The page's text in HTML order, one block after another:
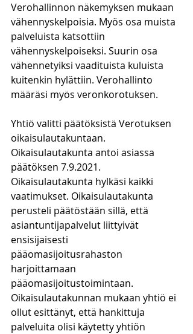
Verohallinnon näkemyksen mukaan
vähennyskelpoisia. Myös osa muista
palveluista katsottiin
vähennyskelpoiseksi. Suurin osa
vähennetyiksi vaadituista kuluista
kuitenkin hylättiin. Verohallinto
määräsi myös veronkorotuksen.
Yhtiö valitti päätöksistä Verotuksen
oikaisulautakuntaan.
Oikaisulautakunta antoi asiassa
päätöksen 7.9.2021.
Oikaisulautakunta hylkäsi kaikki
vaatimukset. Oikaisulautakunta
perusteli päätöstään sillä, että
asiantuntijapalvelut liittyivät
ensisijaisesti
pääomasijoitusrahaston
harjoittamaan
pääomasijoitustoimintaan.
Oikaisulautakunnan mukaan yhtiö ei
ollut esittänyt, että hankittuja
palveluita olisi käytetty yhtiön